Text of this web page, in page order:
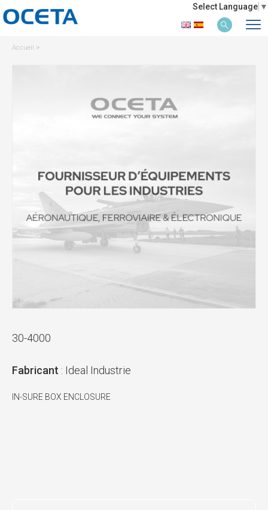
Select Language ▼
Accueil >
30-4000
Fabricant : Ideal Industrie
IN-SURE BOX ENCLOSURE